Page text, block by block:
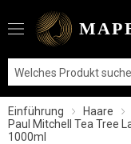
Einführung Haare
Paul Mitchell Tea Tree
1000ml